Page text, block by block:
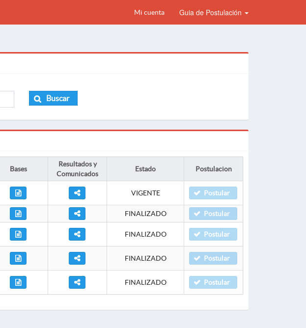
Mi cuenta Guia de Postulación
Buscar
Bases
Resultados y
Comunicados
Estado Postulacion
VIGENTE Postular
FINALIZADO Postular
FINALIZADO Postular
FINALIZADO Postular
FINALIZADO Postular